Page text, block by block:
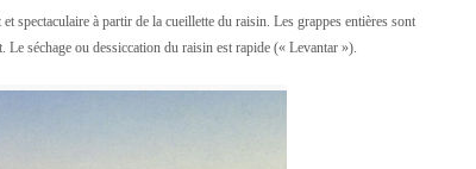
spectaculaire à partir de la cueillette du raisin. Les grappes entières sont
séchage ou dessiccation du raisin est rapide (« Levantar »).